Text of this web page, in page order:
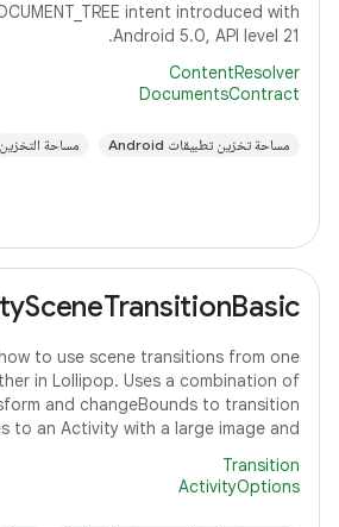
intent introduced with
Android 5.0, API level 21.
ContentResolver
DocumentsContract
مساحة تخزين تطبيقات Android مساحة التخزين
to use scene transitions from one
in Lollipop. Uses a combination of
and changeBounds to transition
to an Activity with a large image and
Transition
ActivityOptions